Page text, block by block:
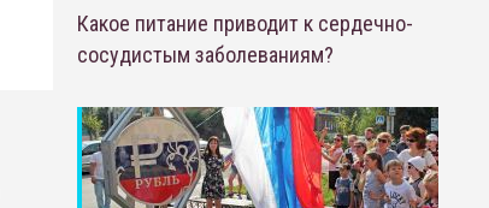
Какое питание приводит к сердечно-
сосудистым заболеваниям?